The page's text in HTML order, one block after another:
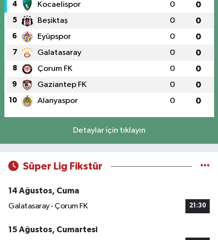
4 Kocaelispor 0 0
5 Beşiktaş 0 0
6 Eyüpspor 0 0
7 Galatasaray 0 0
8 Çorum FK 0 0
9 Gaziantep FK 0 0
10 Alanyaspor 0 0
Detaylar için tıklayın
Süper Lig Fikstür
14 Ağustos, Cuma
Galatasaray - Çorum FK
21:30
15 Ağustos, Cumartesi